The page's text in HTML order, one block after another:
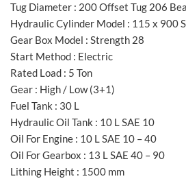
Tug Diameter : 200 Offset Tug 206
Hydraulic Cylinder Model : 115 x 900
Gear Box Model : Strength 28
Start Method : Electric
Rated Load : 5 Ton
Gear : High / Low (3+1)
Fuel Tank : 30 L
Hydraulic Oil Tank : 10 L SAE 10
Oil For Engine : 10 L SAE 10 – 40
Oil For Gearbox : 13 L SAE 40 – 90
Lithing Height : 1500 mm